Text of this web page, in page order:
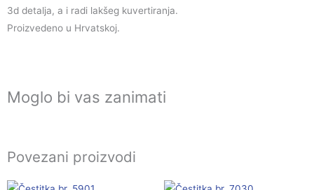
3d detalja, a i radi lakšeg kuvertiranja.
Proizvedeno u Hrvatskoj.
Moglo bi vas zanimati
Povezani proizvodi